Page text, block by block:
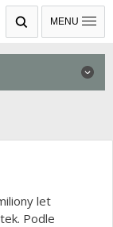
MENU
let
Podle